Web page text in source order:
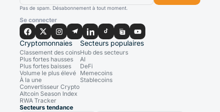
Pas de spam. Désabonnement à tout moment.
Se connecter
Cryptomonnaies
Classement des coins
Plus fortes hausses
Plus fortes baisses
Volume le plus élevé
À la une
Convertisseur Crypto
Altcoin Season Index
RWA Tracker
Secteurs populaires
Hub des secteurs
AI
DeFi
Memecoins
Stablecoins
Secteurs tendance